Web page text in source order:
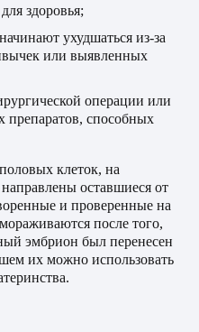
здоровья;
ухудшаться из-за
или выявленных
операции или
препаратов, способных
клеток, на
оставшиеся от
и проверенные на
после того,
эмбрион был перенесен
их можно использовать